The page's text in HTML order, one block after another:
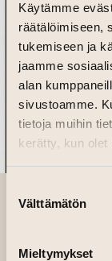
Käytämme
räätälöimiseen,
tukemiseen ja
jaamme
alan
sivustoamme.
tietoja muihin
kerätty, kun olet
valinta
Välttämätön
Mieltymykset